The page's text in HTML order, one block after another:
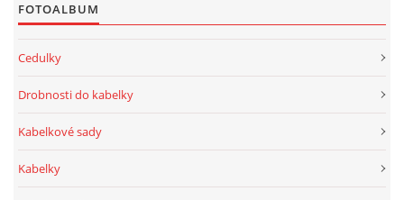
FOTOALBUM
Cedulky
Drobnosti do kabelky
Kabelkové sady
Kabelky